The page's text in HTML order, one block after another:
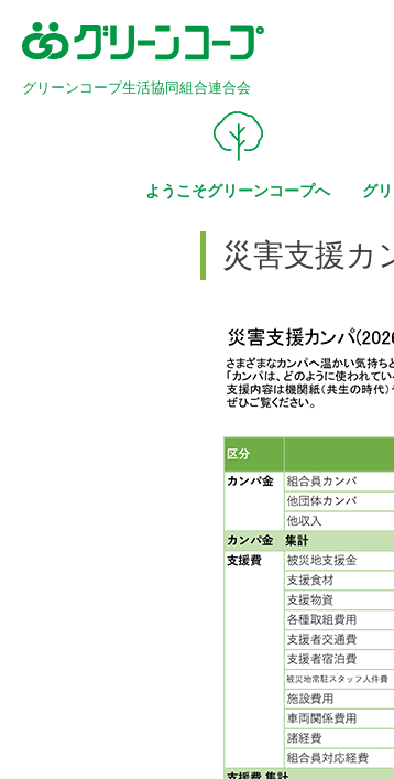
グリーンコープ生活協同組合連合会
ようこそグリーンコープへ グ
災害支援カ